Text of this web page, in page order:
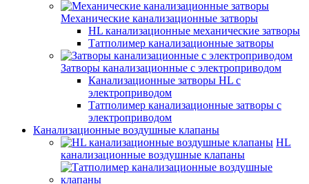
Механические канализационные затворы
HL канализационные механические затворы
Татполимер канализационные затворы
Затворы канализационные с электроприводом
Канализационные затворы HL с
электроприводом
Татполимер канализационные затворы с
электроприводом
Канализационные воздушные клапаны
HL
канализационные воздушные клапаны